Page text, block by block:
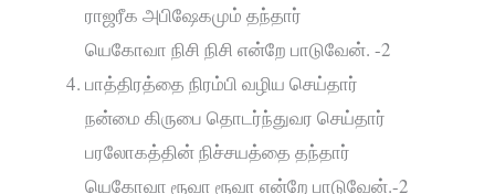
ராஜரீக அபிஷேகமும் தந்தார்
யெகோவா நிசி நிசி என்றே பாடுவேன். -2
பாத்திரத்தை நிரம்பி வழிய செய்தார்
நன்மை கிருபை தொடர்ந்துவர செய்தார்
பரலோகத்தின் நிச்சயத்தை தந்தார்
யெகோவா ரூவா ரூவா என்றே பாடுவேன்.-2